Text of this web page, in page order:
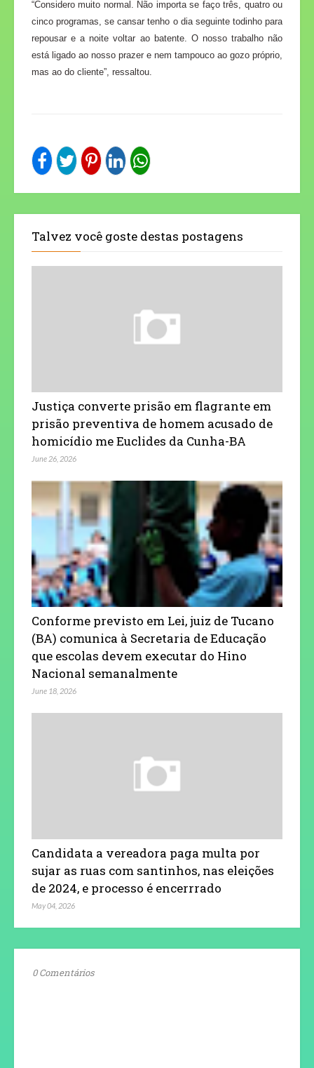
“Considero muito normal. Não importa se faço três, quatro ou
cinco programas, se cansar tenho o dia seguinte todinho para
repousar e a noite voltar ao batente. O nosso trabalho não
está ligado ao nosso prazer e nem tampouco ao gozo próprio,
mas ao do cliente”, ressaltou.
Talvez você goste destas postagens
Justiça converte prisão em flagrante em
prisão preventiva de homem acusado de
homicídio me Euclides da Cunha-BA
June 26, 2026
Conforme previsto em Lei, juiz de Tucano
(BA) comunica à Secretaria de Educação
que escolas devem executar do Hino
Nacional semanalmente
June 18, 2026
Candidata a vereadora paga multa por
sujar as ruas com santinhos, nas eleições
de 2024, e processo é encerrrado
May 04, 2026
0 Comentários